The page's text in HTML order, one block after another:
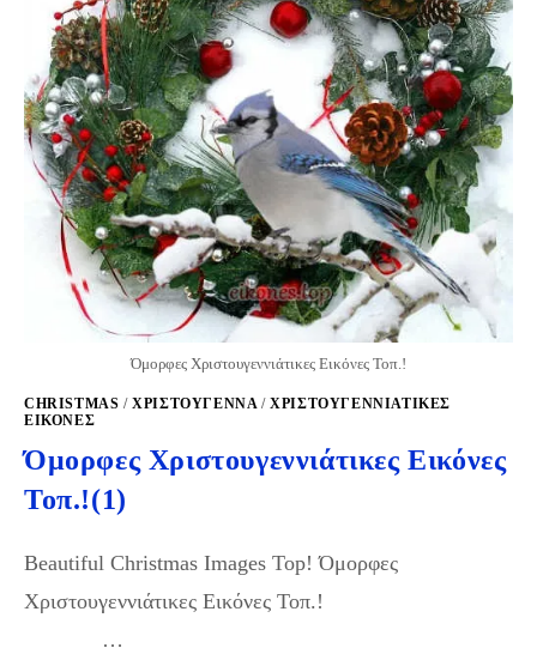
Όμορφες Χριστουγεννιάτικες Εικόνες Τοπ.!
CHRISTMAS /ΧΡΙΣΤΟΥΓΕΝΝΑ/ΧΡΙΣΤΟΥΓΕΝΝΙΆΤΙΚΕΣ
ΕΙΚΌΝΕΣ
Όμορφες Χριστουγεννιάτικες Εικόνες
Τοπ.!(1)
Beautiful Christmas Images Top! Όμορφες
Χριστουγεννιάτικες Εικόνες Τοπ.!
…